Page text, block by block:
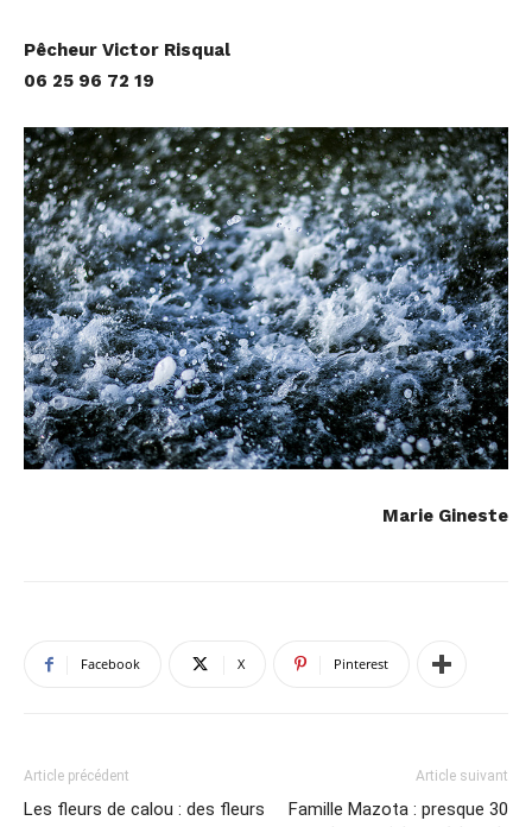
Pêcheur Victor Risqual
06 25 96 72 19
Marie Gineste
Facebook X Pinterest
Article précédent
Les fleurs de calou : des fleurs
Article suivant
Famille Mazota : presque 30